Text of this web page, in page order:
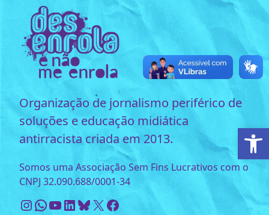
Organização de jornalismo periférico de
soluções e educação midiática
antirracista criada em 2013.
Somos uma Associação Sem Fins Lucrativos com o
CNPJ 32.090.688/0001-34
Instagram
WhatsApp
Youtube
LinkedIn
Bluesky
X Facebook